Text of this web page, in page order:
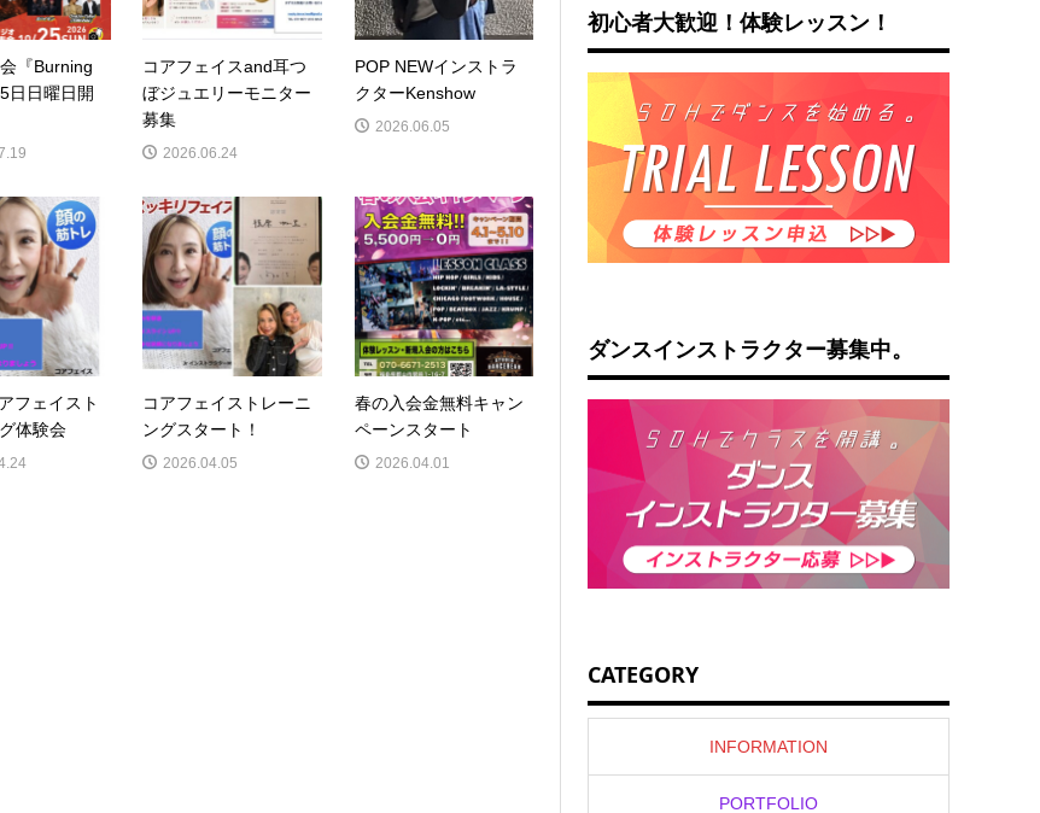
『Burning
日日曜日開
コアフェイスand耳つ
ぼジュエリーモニター
募集
2026.06.24
POP NEWインストラ
クターKenshow
2026.06.05
フェイスト
体験会
コアフェイストレーニ
ングスタート！
2026.04.05
春の入会金無料キャン
ペーンスタート
2026.04.01
初心者大歓迎！体験レッスン！
ダンスインストラクター募集中。
CATEGORY
INFORMATION
PORTFOLIO